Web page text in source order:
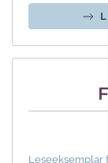
Leseeksemplar